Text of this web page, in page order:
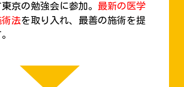
京の勉強会に参加。 最新の医学
法を取り入れ、最善の施術を提